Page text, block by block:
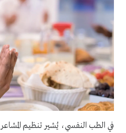
في الطب النفسي، يُشير تنظيم المشاعر